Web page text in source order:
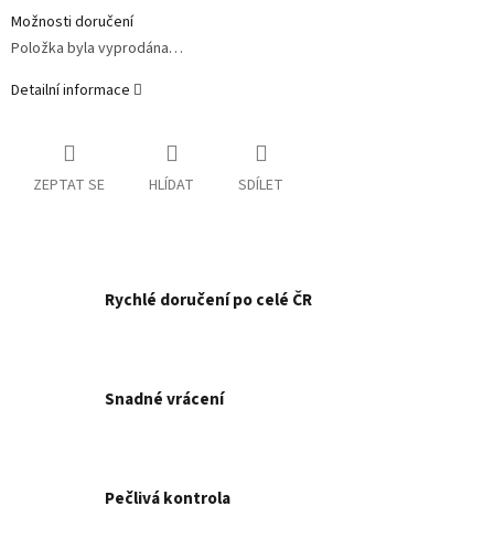
Možnosti doručení
Položka byla vyprodána…
Detailní informace
ZEPTAT SE HLÍDAT SDÍLET
Rychlé doručení po celé ČR
Snadné vrácení
Pečlivá kontrola